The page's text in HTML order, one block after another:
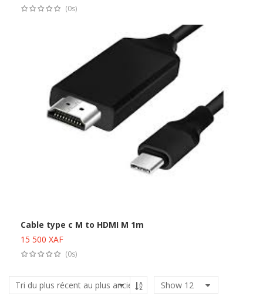
(0s)
Cable type c M to HDMI M 1m
15 500 XAF
(0s)
Show 12